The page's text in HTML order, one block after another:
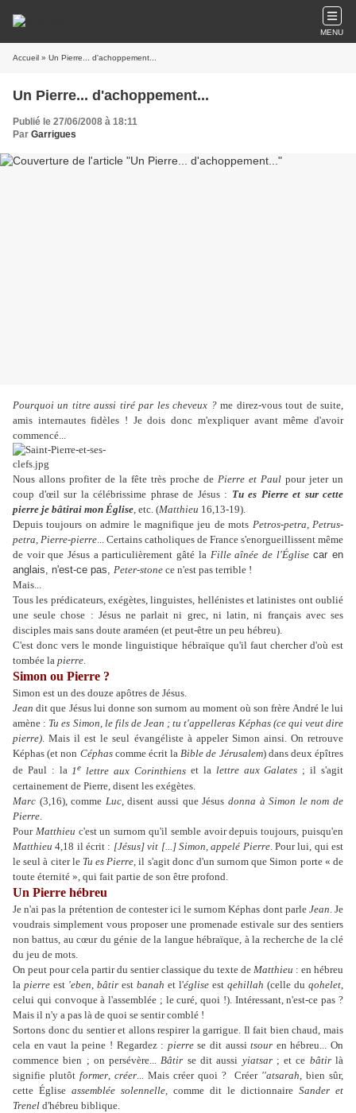
MENU
Accueil » Un Pierre... d'achoppement...
Un Pierre... d'achoppement...
Publié le 27/06/2008 à 18:11
Par Garrigues
Pourquoi un titre aussi tiré par les cheveux ?me direz-vous tout de suite,
amis internautes fidèles ! Je dois donc m'expliquer avant même d'avoir
commencé...
Nous allons profiter de la fête très proche de Pierre et Paul pour jeter un
coup d'œil sur la célébrissime phrase de Jésus : Tu es Pierre et sur cette
pierre je bâtirai mon Église, etc. (Matthieu 16,13-19).
Depuis toujours on admire le magnifique jeu de mots Petros-petra,Petrus-
petra, Pierre-pierre... Certains catholiques de France s'enorgueillissent même
de voir que Jésus a particulièrement gâté la Fille aînée de l'Église car en
anglais, n'est-ce pas, Peter-stone ce n'est pas terrible !
Mais...
Tous les prédicateurs, exégètes, linguistes, hellénistes et latinistes ont oublié
une seule chose : Jésus ne parlait ni grec, ni latin, ni français avec ses
disciples mais sans doute araméen (et peut-être un peu hébreu).
C'est donc vers le monde linguistique hébraïque qu'il faut chercher d'où est
tombée la pierre.
Simon ou Pierre ?
Simon est un des douze apôtres de Jésus.
Jean dit que Jésus lui donne son surnom au moment où son frère André le lui
amène : Tu es Simon, le fils de Jean ; tu t'appelleras Képhas (ce qui veut dire
pierre). Mais il est le seul évangéliste à appeler Simon ainsi. On retrouve
Képhas (et non Céphascomme écrit laBible de Jérusalem) dans deux épîtres
de Paul : la 1e lettre aux Corinthiens et la lettre aux Galates ; il s'agit
certainement de Pierre, disent les exégètes.
Marc (3,16), comme Luc, disent aussi que Jésus donna à Simon le nom de
Pierre
Pour Matthieu c'est un surnom qu'il semble avoir depuis toujours, puisqu'en
Matthieu 4,18 il écrit : [Jésus] vit [...] Simon, appelé Pierre. Pour lui, qui est
le seul à citer le Tu es Pierre , il s'agit donc d'un surnom que Simon porte « de
toute éternité », qui fait partie de son être profond.
Un Pierre hébreu
Je n'ai pas la prétention de contester ici le surnom Képhas dont parle Jean . Je
voudrais simplement vous proposer une promenade estivale sur des sentiers
non battus, au cœur du génie de la langue hébraïque, à la recherche de la clé
du jeu de mots.
On peut pour cela partir du sentier classique du texte de Matthieu : en hébreu
la pierre est 'eben bâtir est banah et l'église est qehillah (celle du qohelet
celui qui convoque à l'assemblée ; le curé, quoi !). Intéressant, n'est-ce pas ?
Mais il n'y a pas là de quoi se sentir comblé !
Sortons donc du sentier et allons respirer la garrigue. Il fait bien chaud, mais
cela en vaut la peine ! Regardez : pierrese dit aussitsour en hébreu... On
commence bien ; on persévère... Bâtir se dit aussi yiatsar ; et ce bâtirlà
signifie plutôt former créer ... Mais créer quoi ? Créer ''atsarah , bien sûr,
cette Église assemblée solennelle , comme dit le dictionnaire Sander et
Trenel d'hébreu biblique.